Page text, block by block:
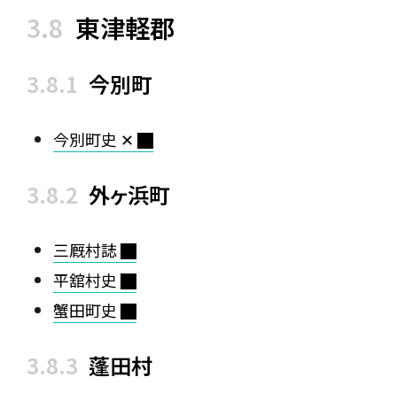
東津軽郡
今別町
今別町史 ✕
外ヶ浜町
三厩村誌
平舘村史
蟹田町史
蓬田村